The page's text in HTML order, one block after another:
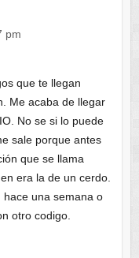
pm
que te llegan
Me acaba de llegar
No se si lo puede
sale porque antes
que se llama
era la de un cerdo.
hace una semana o
otro codigo.